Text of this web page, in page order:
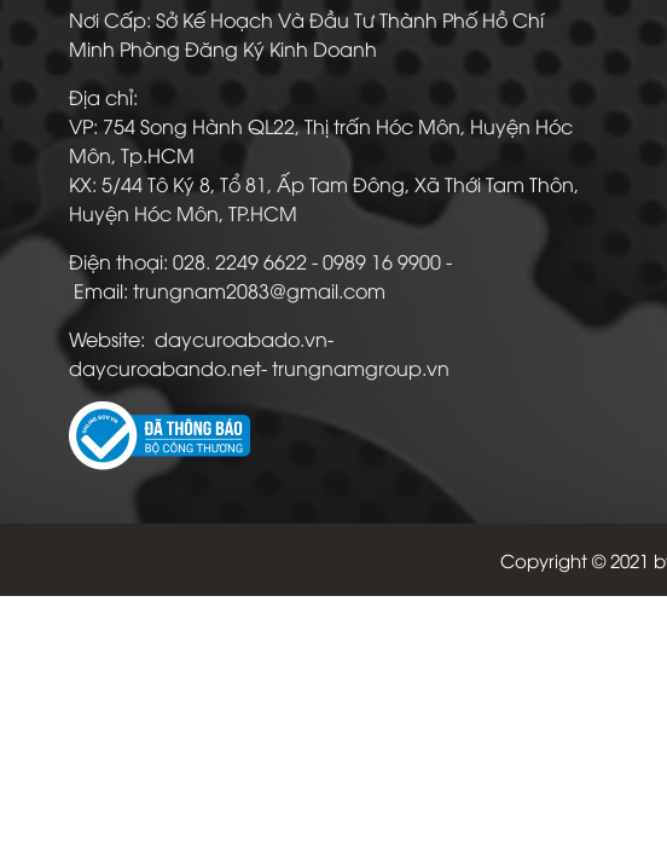
Nơi Cấp: Sở Kế Hoạch Và Đầu Tư Thành Phố Hồ Chí
Minh Phòng Đăng Ký Kinh Doanh
Địa chỉ:
VP: 754 Song Hành QL22, Thị trấn Hóc Môn, Huyện Hóc
Môn, Tp.HCM
KX: 5/44 Tô Ký 8, Tổ 81, Ấp Tam Đông, Xã Thới Tam Thôn,
Huyện Hóc Môn, TP.HCM
Điện thoại: 028. 2249 6622 - 0989 16 9900 -
Email: trungnam2083@gmail.com
Website: daycuroabado.vn-
daycuroabando.net- trungnamgroup.vn
Copyright © 2021